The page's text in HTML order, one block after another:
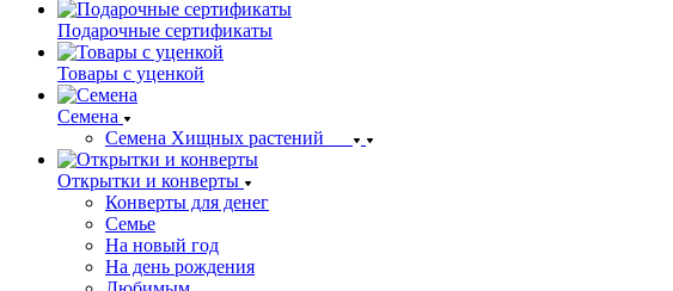
Подарочные сертификаты
Товары с уценкой
Семена
Семена Хищных растений
Открытки и конверты
Конверты для денег
Семье
На новый год
На день рождения